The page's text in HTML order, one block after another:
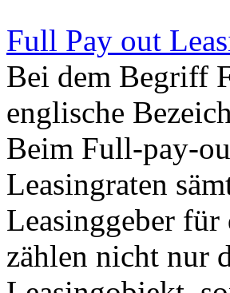
Full Pay out
Bei dem Begriff
englische
Beim Full-pay-
Leasingraten
Leasinggeber für
zählen nicht nur